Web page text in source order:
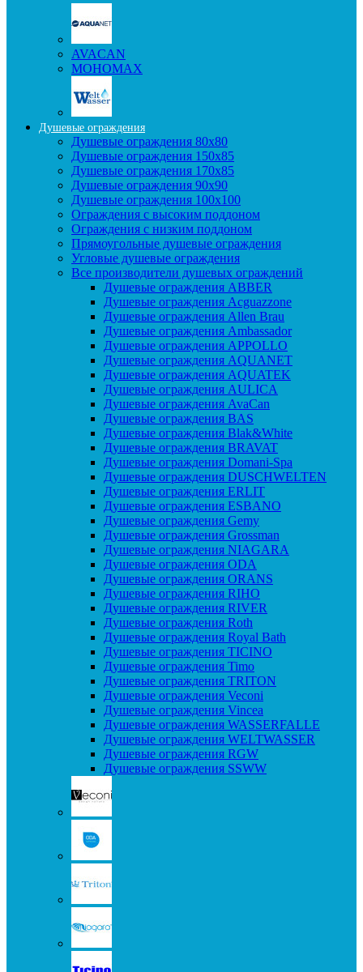
AVACAN
МОНОМАХ
Душевые ограждения
Душевые ограждения 80x80
Душевые ограждения 150x85
Душевые ограждения 170x85
Душевые ограждения 90x90
Душевые ограждения 100x100
Ограждения с высоким поддоном
Ограждения с низким поддоном
Прямоугольные душевые ограждения
Угловые душевые ограждения
Все производители душевых ограждений
Душевые ограждения ABBER
Душевые ограждения Acguazzone
Душевые ограждения Allen Brau
Душевые ограждения Ambassador
Душевые ограждения APPOLLO
Душевые ограждения AQUANET
Душевые ограждения AQUATEK
Душевые ограждения AULICA
Душевые ограждения AvaCan
Душевые ограждения BAS
Душевые ограждения Blak&White
Душевые ограждения BRAVAT
Душевые ограждения Domani-Spa
Душевые ограждения DUSCHWELTEN
Душевые ограждения ERLIT
Душевые ограждения ESBANO
Душевые ограждения Gemy
Душевые ограждения Grossman
Душевые ограждения NIAGARA
Душевые ограждения ODA
Душевые ограждения ORANS
Душевые ограждения RIHO
Душевые ограждения RIVER
Душевые ограждения Roth
Душевые ограждения Royal Bath
Душевые ограждения TICINO
Душевые ограждения Timo
Душевые ограждения TRITON
Душевые ограждения Veconi
Душевые ограждения Vincea
Душевые ограждения WASSERFALLE
Душевые ограждения WELTWASSER
Душевые ограждения RGW
Душевые ограждения SSWW